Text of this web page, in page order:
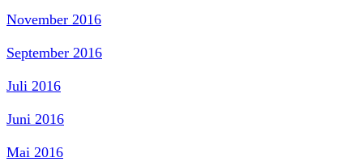
November 2016
September 2016
Juli 2016
Juni 2016
Mai 2016